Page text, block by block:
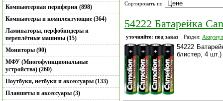
Компьютерная периферия (898)
Компьютеры и комплектующие (364)
Ламинаторы, перфобиндеры и
переплётные машины (15)
Мониторы (90)
МФУ (Многофункциональные
устройства) (260)
Ноутбуки, нетбуки и аксессуары (133)
Планшеты и аксессуары (3)
Сортировать по
54222 Батарейка
уточняйте: под заказ Раздел:
54222
блистер, 4